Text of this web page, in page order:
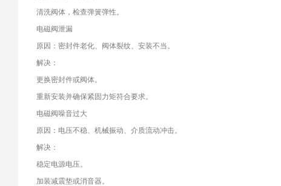
清洗阀体，检查弹簧弹性。
电磁阀泄漏
原因：密封件老化、阀体裂纹、安装不当。
解决：
更换密封件或阀体。
重新安装并确保紧固力矩符合要求。
电磁阀噪音过大
原因：电压不稳、机械振动、介质流动冲击。
解决：
稳定电源电压。
加装减震垫或消音器。